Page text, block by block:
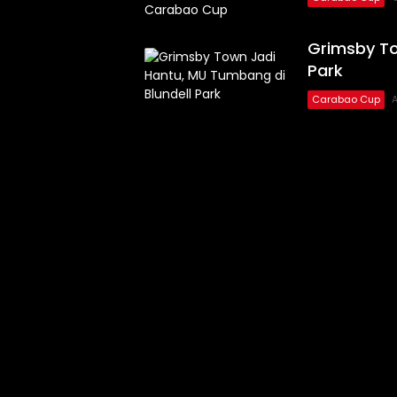
Grimsby
Park
Carabao Cup